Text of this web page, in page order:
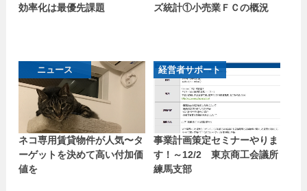
効率化は最優先課題
ズ統計①小売業ＦＣの概況
ニュース
ネコ専用賃貸物件が人気〜タ
ーゲットを決めて高い付加価
値を
経営者サポート
事業計画策定セミナーやりま
す！～12/2 東京商工会議所
練馬支部